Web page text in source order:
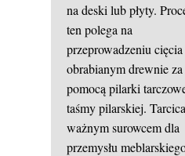
na deski lub płyty.
ten polega na
przeprowadzeniu cięcia
obrabianym drewnie za
pomocą pilarki
taśmy pilarskiej.
ważnym surowcem dla
przemysłu